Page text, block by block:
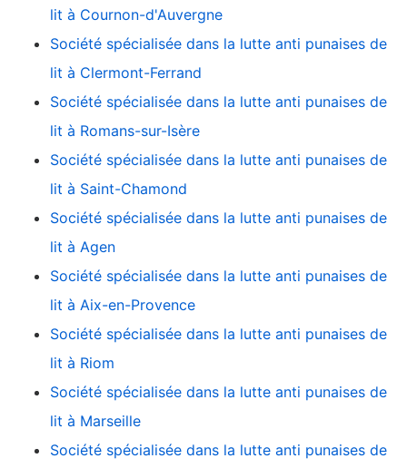
lit à Cournon-d'Auvergne
Société spécialisée dans la lutte anti punaises de
lit à Clermont-Ferrand
Société spécialisée dans la lutte anti punaises de
lit à Romans-sur-Isère
Société spécialisée dans la lutte anti punaises de
lit à Saint-Chamond
Société spécialisée dans la lutte anti punaises de
lit à Agen
Société spécialisée dans la lutte anti punaises de
lit à Aix-en-Provence
Société spécialisée dans la lutte anti punaises de
lit à Riom
Société spécialisée dans la lutte anti punaises de
lit à Marseille
Société spécialisée dans la lutte anti punaises de